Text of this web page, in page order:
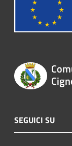
SEGUICI SU